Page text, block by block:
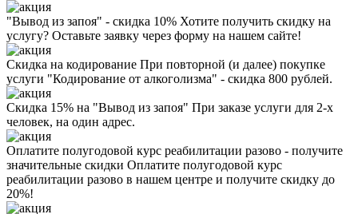
"Вывод из запоя" - скидка 10% Хотите получить скидку на
услугу? Оставьте заявку через форму на нашем сайте!
Скидка на кодирование При повторной (и далее) покупке
услуги "Кодирование от алкоголизма" - скидка 800 рублей.
Скидка 15% на "Вывод из запоя" При заказе услуги для 2-х
человек, на один адрес.
Оплатите полугодовой курс реабилитации разово - получите
значительные скидки Оплатите полугодовой курс
реабилитации разово в нашем центре и получите скидку до
20%!